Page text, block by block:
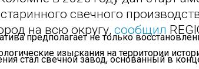
свечного
на всю округу, сообщил
предполагает не только
изыскания на территории
стал свечной завод, основанный в